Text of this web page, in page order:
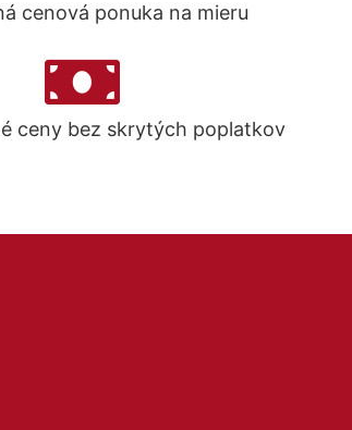
cenová ponuka na mieru
ceny bez skrytých poplatkov